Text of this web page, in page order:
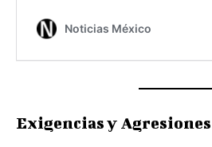
Exigencias y Agresiones